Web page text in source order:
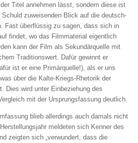
Titel annehmen lässt, sondern diese ist
zuweisenden Blick auf die deutsch-
Fast überflüssig zu sagen, dass sich in
findet, wo das Filmmaterial eigentlich
kann der Film als Sekundärquelle mit
Traditionswert. Dafür gewinnt er
ist er eine Primärquelle!), als er uns
über die Kalte-Kriegs-Rhetorik der
Dies wird unter Einbeziehung des
mit der Ursprungsfassung deutlich.
blieb allerdings auch damals nicht
meldeten sich Kenner des
zeigten sich „verwundert, dass die